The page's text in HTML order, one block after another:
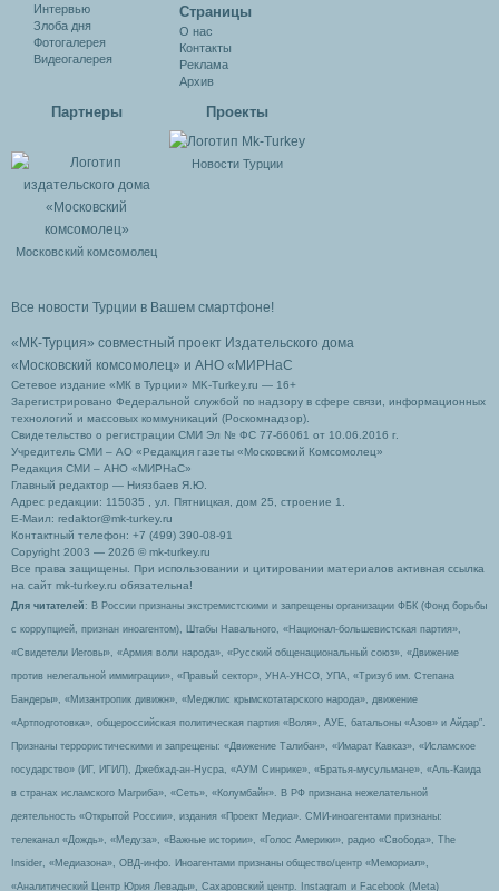
Интервью
Злоба дня
Фотогалерея
Видеогалерея
Cтраницы
О нас
Контакты
Реклама
Архив
Партнеры
Московский комсомолец
Проекты
Новости Турции
Все новости Турции в Вашем смартфоне!
«МК-Турция» совместный проект Издательского дома
«Московский комсомолец» и АНО «МИРНаС
Сетевое издание «МК в Турции» MK-Turkey.ru — 16+
Зарегистрировано Федеральной службой по надзору в сфере связи, информационных
технологий и массовых коммуникаций (Роскомнадзор).
Свидетельство о регистрации СМИ Эл № ФС 77-66061 от 10.06.2016 г.
Учредитель СМИ – АО «Редакция газеты «Московский Комсомолец»
Редакция СМИ – АНО «МИРНаС»
Главный редактор — Ниязбаев Я.Ю.
Адрес редакции: 115035 , ул. Пятницкая, дом 25, строение 1.
Е-Маил: redaktor@mk-turkey.ru
Контактный телефон: +7 (499) 390-08-91
Copyright 2003 — 2026 © mk-turkey.ru
Все права защищены. При использовании и цитировании материалов активная ссылка
на сайт mk-turkey.ru обязательна!
Для читателей : В России признаны экстремистскими и запрещены организации ФБК (Фонд борьбы
с коррупцией, признан иноагентом), Штабы Навального, «Национал-большевистская партия»,
«Свидетели Иеговы», «Армия воли народа», «Русский общенациональный союз», «Движение
против нелегальной иммиграции», «Правый сектор», УНА-УНСО, УПА, «Тризуб им. Степана
Бандеры», «Мизантропик дивижн», «Меджлис крымскотатарского народа», движение
«Артподготовка», общероссийская политическая партия «Воля», АУЕ, батальоны «Азов» и Айдар″.
Признаны террористическими и запрещены: «Движение Талибан», «Имарат Кавказ», «Исламское
государство» (ИГ, ИГИЛ), Джебхад-ан-Нусра, «АУМ Синрике», «Братья-мусульмане», «Аль-Каида
в странах исламского Магриба», «Сеть», «Колумбайн». В РФ признана нежелательной
деятельность «Открытой России», издания «Проект Медиа». СМИ-иноагентами признаны:
телеканал «Дождь», «Медуза», «Важные истории», «Голос Америки», радио «Свобода», The
Insider, «Медиазона», ОВД-инфо. Иноагентами признаны общество/центр «Мемориал»,
«Аналитический Центр Юрия Левады», Сахаровский центр. Instagram и Facebook (Metа)